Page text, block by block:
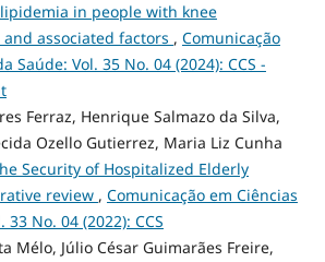
in people with knee
associated factors , Comunicação
Saúde: Vol. 35 No. 04 (2024): CCS -
Ferraz, Henrique Salmazo da Silva,
Ozello Gutierrez, Maria Liz Cunha
Security of Hospitalized Elderly
review , Comunicação em Ciências
33 No. 04 (2022): CCS
Mélo, Júlio César Guimarães Freire,